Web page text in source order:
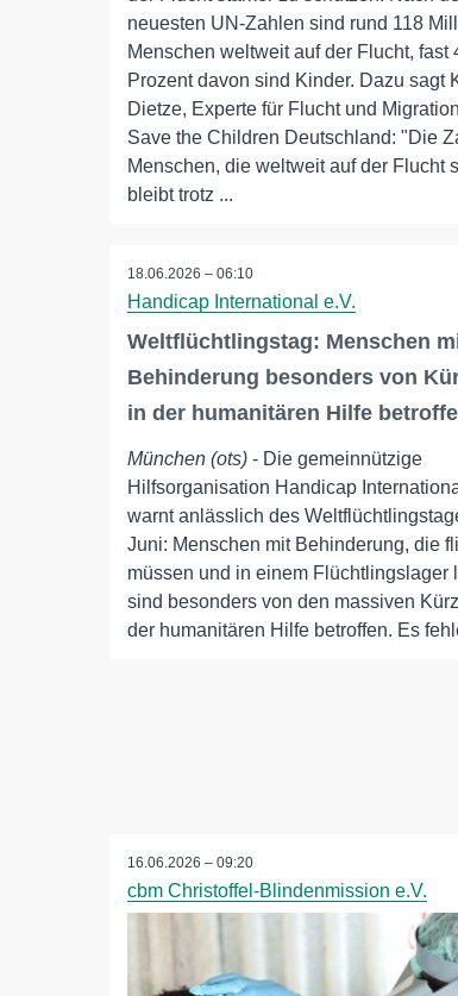
neuesten UN-Zahlen sind rund 118
Menschen weltweit auf der Flucht, fast
Prozent davon sind Kinder. Dazu sagt
Dietze, Experte für Flucht und
Save the Children Deutschland: "Die
Menschen, die weltweit auf der Flucht
bleibt trotz ...
18.06.2026 – 06:10
Handicap International e.V.
Weltflüchtlingstag: Menschen
Behinderung besonders von
in der humanitären Hilfe
München (ots) - Die gemeinnützige
Hilfsorganisation Handicap
warnt anlässlich des
Juni: Menschen mit Behinderung, die
müssen und in einem Flüchtlingslager
sind besonders von den massiven
der humanitären Hilfe betroffen. Es
16.06.2026 – 09:20
cbm Christoffel-Blindenmission e.V.